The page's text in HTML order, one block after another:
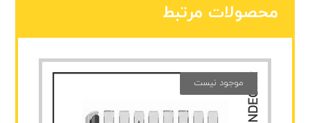
محصولات مرتبط
موجود نیست